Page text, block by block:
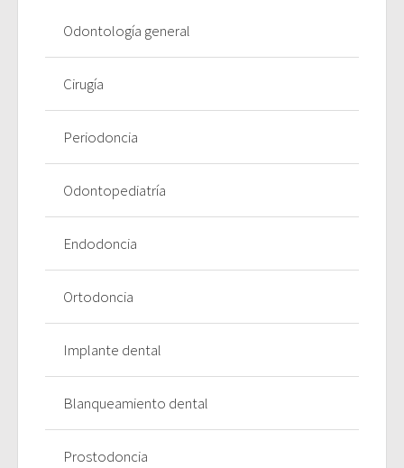
Odontología general
Cirugía
Periodoncia
Odontopediatría
Endodoncia
Ortodoncia
Implante dental
Blanqueamiento dental
Prostodoncia